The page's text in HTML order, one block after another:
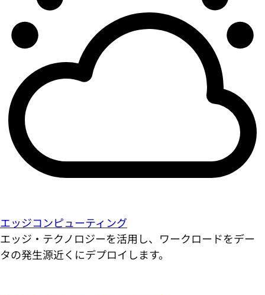
エッジコンピューティング
エッジ・テクノロジーを活用し、ワークロードをデー
タの発生源近くにデプロイします。